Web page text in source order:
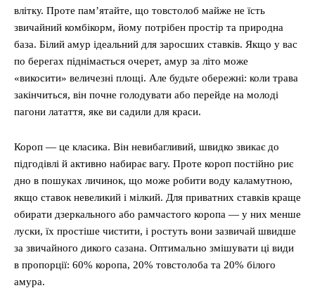
влітку. Проте пам’ятайте, що товстолоб майже не їсть
звичайний комбікорм, йому потрібен простір та природна
база. Білий амур ідеальний для заросших ставків. Якщо у вас
по берегах піднімається очерет, амур за літо може
«викосити» величезні площі. Але будьте обережні: коли трава
закінчиться, він почне голодувати або перейде на молоді
пагони латаття, яке ви садили для краси.
Короп — це класика. Він невибагливий, швидко звикає до
підгодівлі й активно набирає вагу. Проте короп постійно риє
дно в пошуках личинок, що може робити воду каламутною,
якщо ставок невеликий і мілкий. Для приватних ставків краще
обирати дзеркального або рамчастого коропа — у них менше
луски, їх простіше чистити, і ростуть вони зазвичай швидше
за звичайного дикого сазана. Оптимально змішувати ці види
в пропорції: 60% коропа, 20% товстолоба та 20% білого
амура.